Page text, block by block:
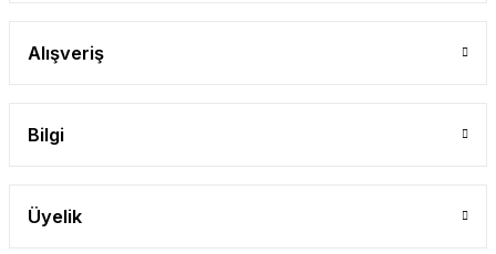
Alışveriş
Bilgi
Üyelik